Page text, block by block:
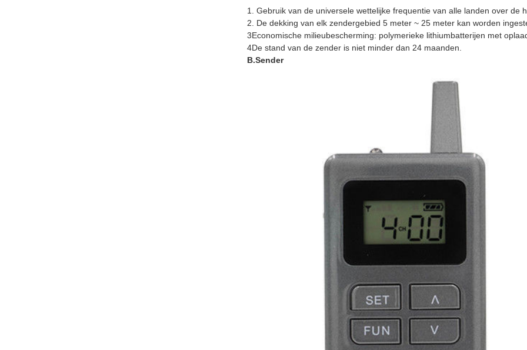
1. Gebruik van de universele wettelijke frequentie van alle landen over
2. De dekking van elk zendergebied 5 meter ~ 25 meter kan worden
3Economische milieubescherming: polymerieke lithiumbatterijen met
4De stand van de zender is niet minder dan 24 maanden.
B.Sender